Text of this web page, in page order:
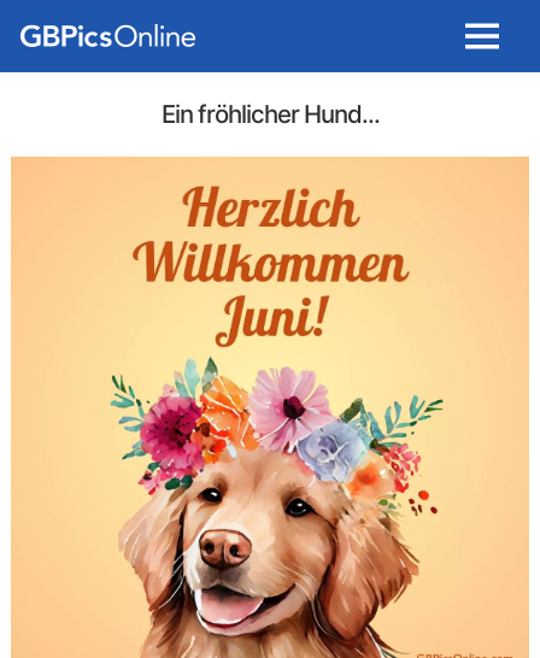
Menu
Ein fröhlicher Hund...